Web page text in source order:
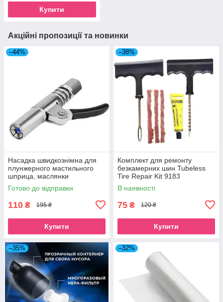
Купити
Акційні пропозиції та новинки
–44%
Насадка швидкознімна для
плунжерного мастильного
шприца, маслянки
Готово до відправки
110 ₴ 195 ₴
Купити
–38%
Комплект для ремонту
безкамерних шин Tubeless
Tire Repair Kit 9183
В наявності
75 ₴ 120 ₴
Купити
–35% –32%